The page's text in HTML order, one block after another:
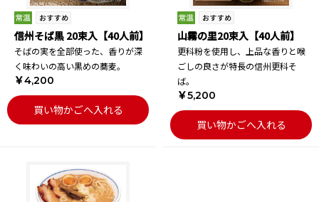
信州そば黒 20束入【40人前】
そばの実を全部使った、香りが深
く味わいの高い黒めの蕎麦。
￥4,200
買い物かごへ入れる
山霧の里20束入【40人前】
更科粉を使用し、上品な香りと喉
ごしの良さが特長の信州更科そ
ば。
￥5,200
買い物かごへ入れる